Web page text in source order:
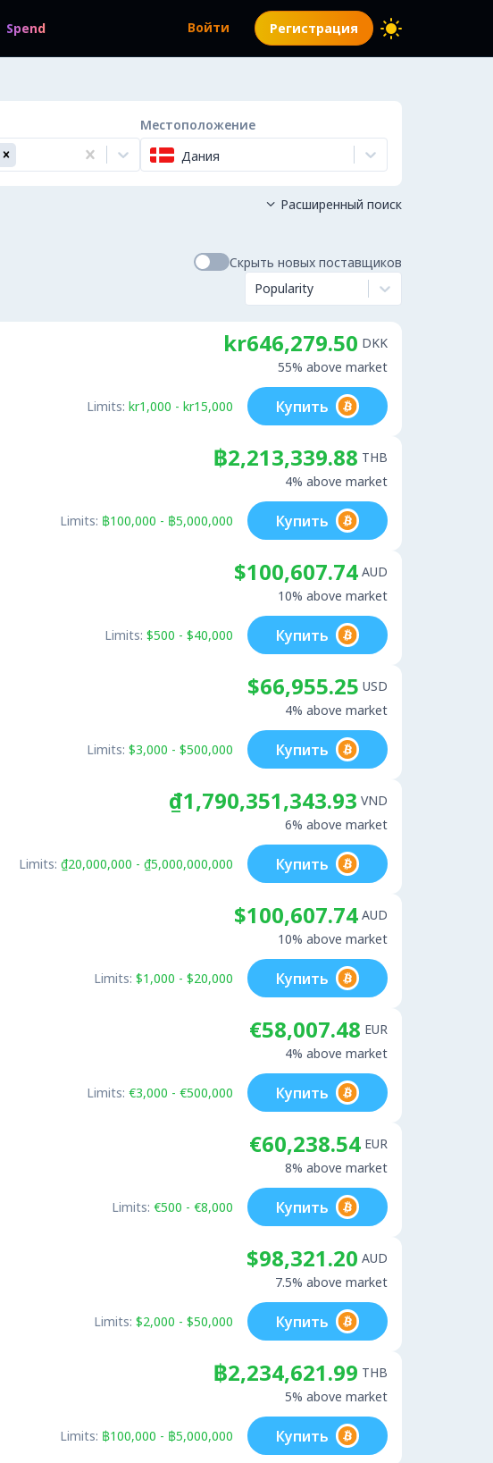
Spend Войти Регистрация
Местоположение
Дания
 Расширенный поиск
Скрыть новых поставщиков
Popularity
kr646,279.50 DKK
55% above market
Limits: kr1,000 - kr15,000 Купить
฿2,213,339.88 THB
4% above market
Limits: ฿100,000 - ฿5,000,000 Купить
$100,607.74 AUD
10% above market
Limits: $500 - $40,000 Купить
$66,955.25 USD
4% above market
Limits: $3,000 - $500,000 Купить
₫1,790,351,343.93 VND
6% above market
Limits: ₫20,000,000 - ₫5,000,000,000 Купить
$100,607.74 AUD
10% above market
Limits: $1,000 - $20,000 Купить
€58,007.48 EUR
4% above market
Limits: €3,000 - €500,000 Купить
€60,238.54 EUR
8% above market
Limits: €500 - €8,000 Купить
$98,321.20 AUD
7.5% above market
Limits: $2,000 - $50,000 Купить
฿2,234,621.99 THB
5% above market
Limits: ฿100,000 - ฿5,000,000 Купить